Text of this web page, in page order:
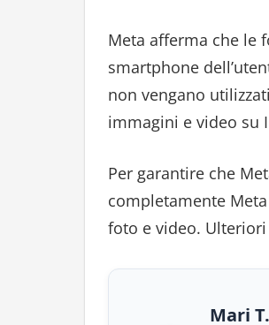
Meta afferma che le
smartphone
non vengano
immagini e video su
Per garantire che
completamente
foto e video.
Mari T.